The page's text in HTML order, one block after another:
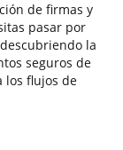
de firmas y
pasar por
la
seguros de
los flujos de